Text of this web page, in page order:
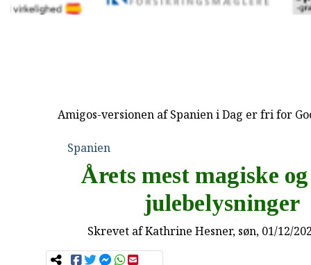
Amigos-versionen af Spanien i Dag er fri for
Spanien
Årets mest magiske
julebelysninger
Skrevet afKathrine Hesner, søn, 01/12/